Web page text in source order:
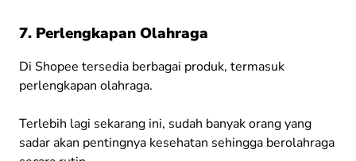
7. Perlengkapan Olahraga
Di Shopee tersedia berbagai produk, termasuk
perlengkapan olahraga.
Terlebih lagi sekarang ini, sudah banyak orang yang
sadar akan pentingnya kesehatan sehingga berolahraga